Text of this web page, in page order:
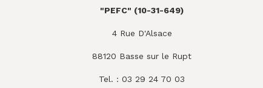
"PEFC" (10-31-649)
4 Rue D'Alsace
88120 Basse sur le Rupt
Tel. : 03 29 24 70 03